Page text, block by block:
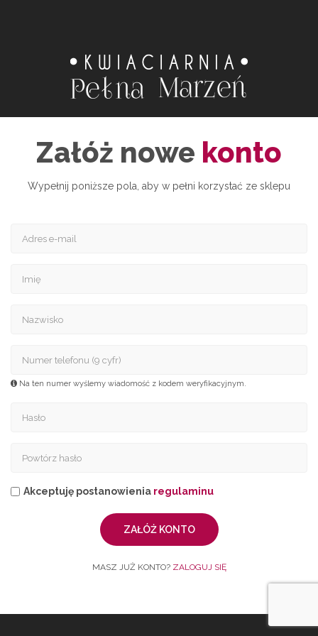
Załóż nowe konto
Wypełnij poniższe pola, aby w pełni korzystać ze sklepu
Na ten numer wyślemy wiadomość z kodem weryfikacyjnym.
Akceptuję postanowienia regulaminu
ZAŁÓŻ KONTO
MASZ JUŻ KONTO? ZALOGUJ SIĘ